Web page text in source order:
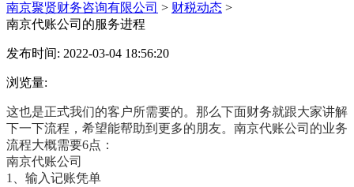
南京聚贤财务咨询有限公司 > 财税动态 >
南京代账公司的服务进程
发布时间: 2022-03-04 18:56:20
浏览量:
这也是正式我们的客户所需要的。那么下面财务就跟大家讲解
下一下流程，希望能帮助到更多的朋友。南京代账公司的业务
流程大概需要6点：
南京代账公司
1、输入记账凭单